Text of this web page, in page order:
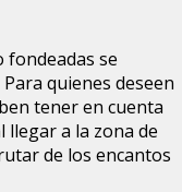
fondeadas se
quienes deseen
tener en cuenta
llegar a la zona de
de los encantos